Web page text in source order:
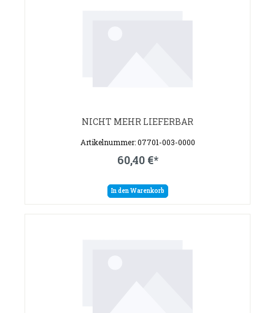
NICHT MEHR LIEFERBAR
Artikelnummer: 07701-003-0000
60,40 €*
In den Warenkorb